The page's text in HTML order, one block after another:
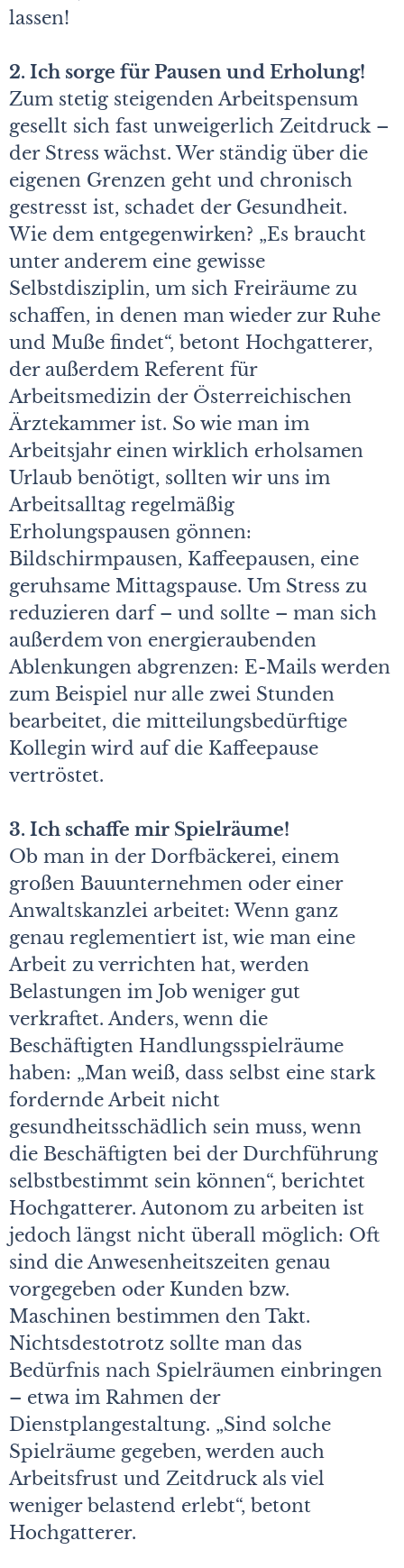
lassen!
2. Ich sorge für Pausen und Erholung!
Zum stetig steigenden Arbeitspensum
gesellt sich fast unweigerlich Zeitdruck –
der Stress wächst. Wer ständig über die
eigenen Grenzen geht und chronisch
gestresst ist, schadet der Gesundheit.
Wie dem entgegenwirken? „Es braucht
unter anderem eine gewisse
Selbstdisziplin, um sich Freiräume zu
schaffen, in denen man wieder zur Ruhe
und Muße findet“, betont Hochgatterer,
der außerdem Referent für
Arbeitsmedizin der Österreichischen
Ärztekammer ist. So wie man im
Arbeitsjahr einen wirklich erholsamen
Urlaub benötigt, sollten wir uns im
Arbeitsalltag regelmäßig
Erholungspausen gönnen:
Bildschirmpausen, Kaf­feepausen, eine
geruhsame Mittagspause. Um Stress zu
reduzieren darf – und sollte – man sich
außerdem von energieraubenden
Ablenkungen abgrenzen: E-Mails werden
zum Beispiel nur alle zwei Stunden
bearbeitet, die mitteilungsbedürftige
Kollegin wird auf die Kaffeepause
vertröstet.
3. Ich schaffe mir Spielräume!
Ob man in der Dorfbäckerei, einem
großen Bauunternehmen oder einer
Anwaltskanzlei arbeitet: Wenn ganz
genau reglementiert ist, wie man eine
Arbeit zu verrichten hat, werden
Belastungen im Job weniger gut
verkraftet. Anders, wenn die
Beschäftigten Handlungsspielräume
haben: „Man weiß, dass selbst eine stark
fordernde Arbeit nicht
gesundheitsschädlich sein muss, wenn
die Beschäftigten bei der Durchführung
selbstbestimmt sein können“, berichtet
Hochgatterer. Autonom zu arbeiten ist
jedoch längst nicht überall möglich: Oft
sind die Anwesenheits­zeiten genau
vorgegeben oder Kunden bzw.
Maschinen bestimmen den Takt.
Nichtsdestotrotz sollte man das
Bedürfnis nach Spielräumen einbringen
– etwa im Rahmen der
Dienstplangestaltung. „Sind solche
Spielräume gegeben, werden auch
Arbeitsfrust und Zeitdruck als viel
weniger belastend erlebt“, betont
Hochgatterer.